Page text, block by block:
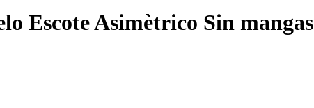
Escote Asimètrico Sin mangas